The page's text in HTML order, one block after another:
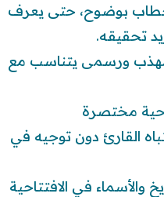
بوضوح، حتى يعرف
تحقيقه.
ورسمى يتناسب مع
مختصرة
القارئ دون توجيه في
والأسماء في الافتتاحية